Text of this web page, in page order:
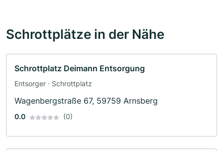
Schrottplätze in der Nähe
Schrottplatz Deimann Entsorgung
Entsorger · Schrottplatz
Wagenbergstraße 67, 59759 Arnsberg
0.0 (0)